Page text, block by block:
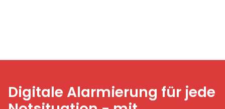
Digitale Alarmierung für jede